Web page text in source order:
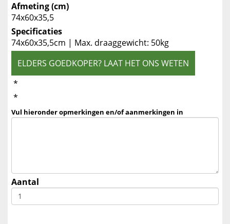
Afmeting (cm)
74x60x35,5
Specificaties
74x60x35,5cm | Max. draaggewicht: 50kg
ELDERS GOEDKOPER? LAAT HET ONS WETEN
*
*
Vul hieronder opmerkingen en/of aanmerkingen in
Aantal